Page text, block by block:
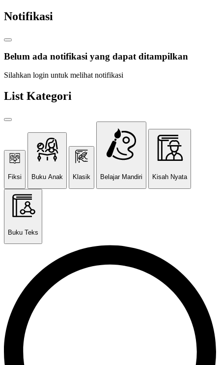
Notifikasi
Belum ada notifikasi yang dapat ditampilkan
Silahkan login untuk melihat notifikasi
List Kategori
Fiksi Buku Anak Klasik Belajar Mandiri Kisah Nyata
Buku Teks